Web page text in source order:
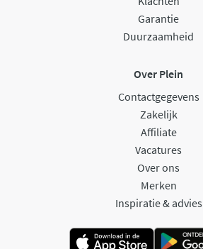
Garantie
Duurzaamheid
Over Plein
Contactgegevens
Zakelijk
Affiliate
Vacatures
Over ons
Merken
Inspiratie & advies